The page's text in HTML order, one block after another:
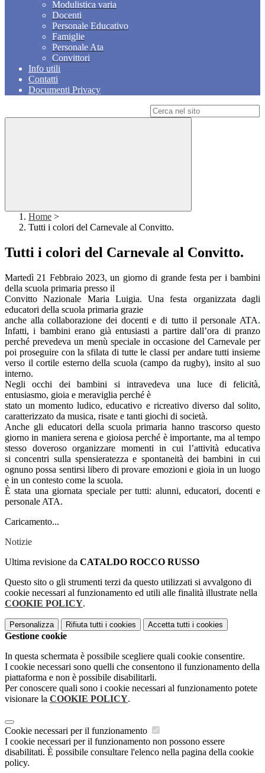
Modulistica varia
Docenti
Personale Educativo
Famiglie
Personale Ata
Convittori
Info utili
Contatti
Documenti Privacy
Home >
Tutti i colori del Carnevale al Convitto.
Tutti i colori del Carnevale al Convitto.
Martedì 21 Febbraio 2023, un giorno di grande festa per i bambini
della scuola primaria presso il
Convitto Nazionale Maria Luigia. Una festa organizzata dagli
educatori della scuola primaria grazie
anche alla collaborazione dei docenti e di tutto il personale ATA.
Infatti, i bambini erano già entusiasti a partire dall’ora di pranzo
perché prevedeva un menù speciale in occasione del Carnevale per
poi proseguire con la sfilata di tutte le classi per andare tutti insieme
verso il cortile esterno della scuola (campo da rugby), insito al suo
interno.
Negli occhi dei bambini si intravedeva una luce di felicità,
entusiasmo, gioia e meraviglia perché è
stato un momento ludico, educativo e ricreativo diverso dal solito,
caratterizzato da musica, risate e tanti giochi di società.
Anche gli educatori della scuola primaria hanno trascorso questo
giorno in maniera serena e gioiosa perché è importante, ma al tempo
stesso doveroso organizzare momenti in cui l’attività educativa
si concentri sulla spensieratezza e spontaneità dei bambini in cui
ognuno possa sentirsi libero di provare emozioni e gioia in un luogo
e in un contesto come la scuola.
È stata una giornata speciale per tutti: alunni, educatori, docenti e
personale ATA.
Caricamento...
Notizie
Ultima revisione da CATALDO ROCCO RUSSO
Questo sito o gli strumenti terzi da questo utilizzati si avvalgono di
cookie necessari al funzionamento ed utili alle finalità illustrate nella
COOKIE POLICY.
Personalizza Rifiuta tutti i cookies Accetta tutti i cookies
Gestione cookie
In questa schermata è possibile scegliere quali cookie consentire.
I cookie necessari sono quelli che consentono il funzionamento della
piattaforma e non è possibile disabilitarli.
Per conoscere quali sono i cookie necessari al funzionamento potete
visionare la COOKIE POLICY.
Cookie necessari per il funzionamento
I cookie necessari per il funzionamento non possono essere
disabilitati. È possibile consultare l'elenco nella pagina della cookie
policy.